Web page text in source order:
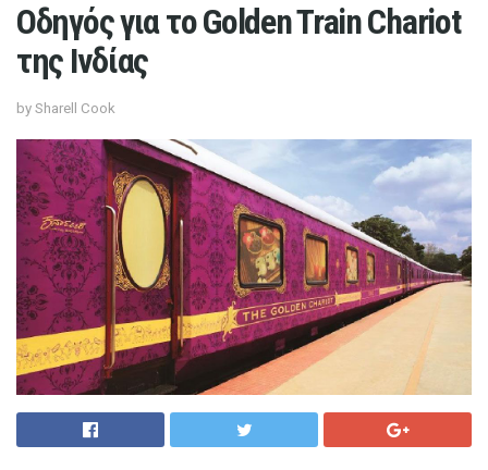
Οδηγός για το Golden Train Chariot
της Ινδίας
by Sharell Cook